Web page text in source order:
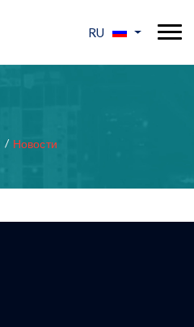
RU
Новости